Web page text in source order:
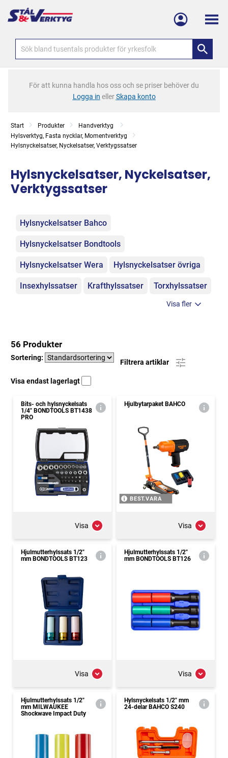
Meny
För att kunna handla hos oss och se priser behöver du
Logga in ellerSkapa konto
Start Produkter
Handverktyg
Hylsverktyg, Fasta nycklar, Momentverktyg
Hylsnyckelsatser, Nyckelsatser, Verktygssatser
Hylsnyckelsatser, Nyckelsatser,
Verktygssatser
Kategorier
Hylsnyckelsatser Bahco
Hylsnyckelsatser Bondtools
Hylsnyckelsatser Wera Hylsnyckelsatser övriga
Insexhylssatser Krafthylssatser Torxhylssatser
Visa fler
56 Produkter
Sortering:
Filtrera artiklar
Visa endast lagerlagt
Bits- och hylsnyckelsats
1/4" BONDTOOLS BT1438
PRO
Visa
Hjulbytarpaket BAHCO
BEST.VARA
Visa
Hjulmutterhylssats 1/2"
mm BONDTOOLS BT123
Visa
Hjulmutterhylssats 1/2"
mm BONDTOOLS BT126
Visa
Hjulmutterhylssats 1/2"
mm MILWAUKEE
Shockwave Impact Duty
Hylsnyckelsats 1/2" mm
24-delar BAHCO S240